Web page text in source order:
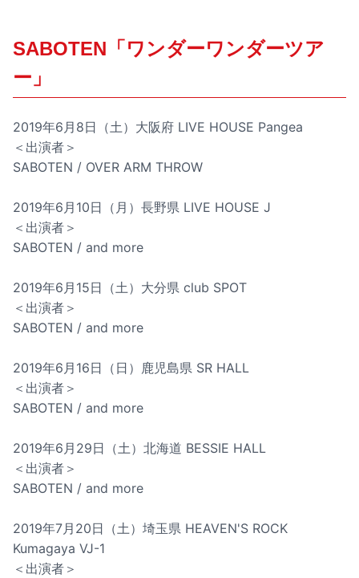
SABOTEN「ワンダーワンダーツア
ー」
2019年6月8日（土）大阪府 LIVE HOUSE Pangea
＜出演者＞
SABOTEN / OVER ARM THROW
2019年6月10日（月）長野県 LIVE HOUSE J
＜出演者＞
SABOTEN / and more
2019年6月15日（土）大分県 club SPOT
＜出演者＞
SABOTEN / and more
2019年6月16日（日）鹿児島県 SR HALL
＜出演者＞
SABOTEN / and more
2019年6月29日（土）北海道 BESSIE HALL
＜出演者＞
SABOTEN / and more
2019年7月20日（土）埼玉県 HEAVEN'S ROCK
Kumagaya VJ-1
＜出演者＞